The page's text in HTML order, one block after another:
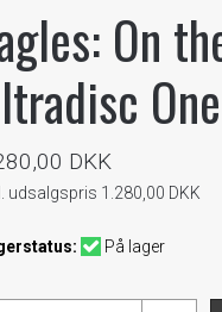
On
DKK
udsalgspris 1.280,00 DKK
På lager